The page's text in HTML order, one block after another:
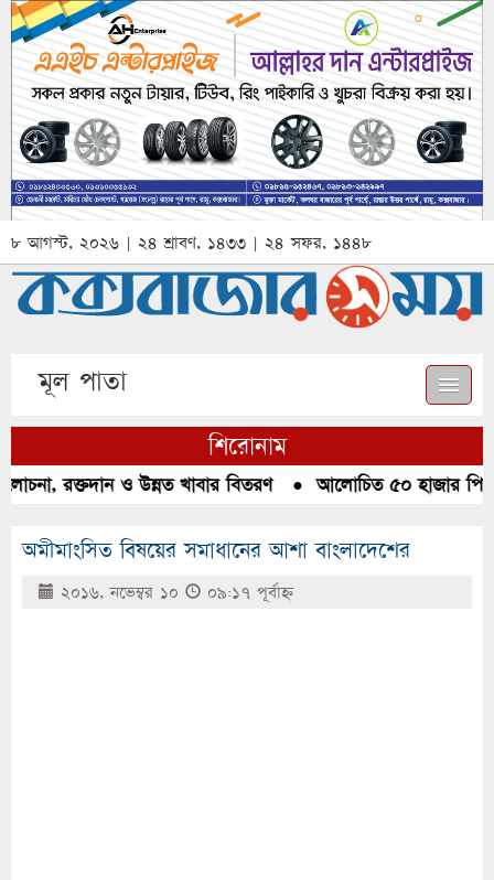
৮ আগস্ট, ২০২৬ | ২৪ শ্রাবণ, ১৪৩৩ | ২৪ সফর, ১৪৪৮
মূল পাতা
শিরোনাম
রক্তদান ও উন্নত খাবার বিতরণ●আলোচিত ৫০ হাজার পিস
অমীমাংসিত বিষয়ের সমাধানের আশা বাংলাদেশের
২০১৬, নভেম্বর ১০ ০৯:১৭ পূর্বাহ্ণ